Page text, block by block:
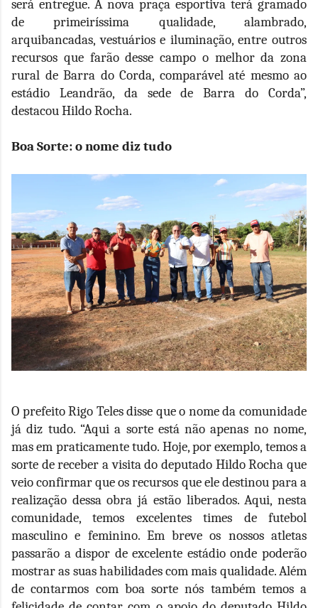
será entregue. A nova praça esportiva terá gramado
de primeiríssima qualidade, alambrado,
arquibancadas, vestuários e iluminação, entre outros
recursos que farão desse campo o melhor da zona
rural de Barra do Corda, comparável até mesmo ao
estádio Leandrão, da sede de Barra do Corda”,
destacou Hildo Rocha.
Boa Sorte: o nome diz tudo
O prefeito Rigo Teles disse que o nome da comunidade
já diz tudo. “Aqui a sorte está não apenas no nome,
mas em praticamente tudo. Hoje, por exemplo, temos a
sorte de receber a visita do deputado Hildo Rocha que
veio confirmar que os recursos que ele destinou para a
realização dessa obra já estão liberados. Aqui, nesta
comunidade, temos excelentes times de futebol
masculino e feminino. Em breve os nossos atletas
passarão a dispor de excelente estádio onde poderão
mostrar as suas habilidades com mais qualidade. Além
de contarmos com boa sorte nós também temos a